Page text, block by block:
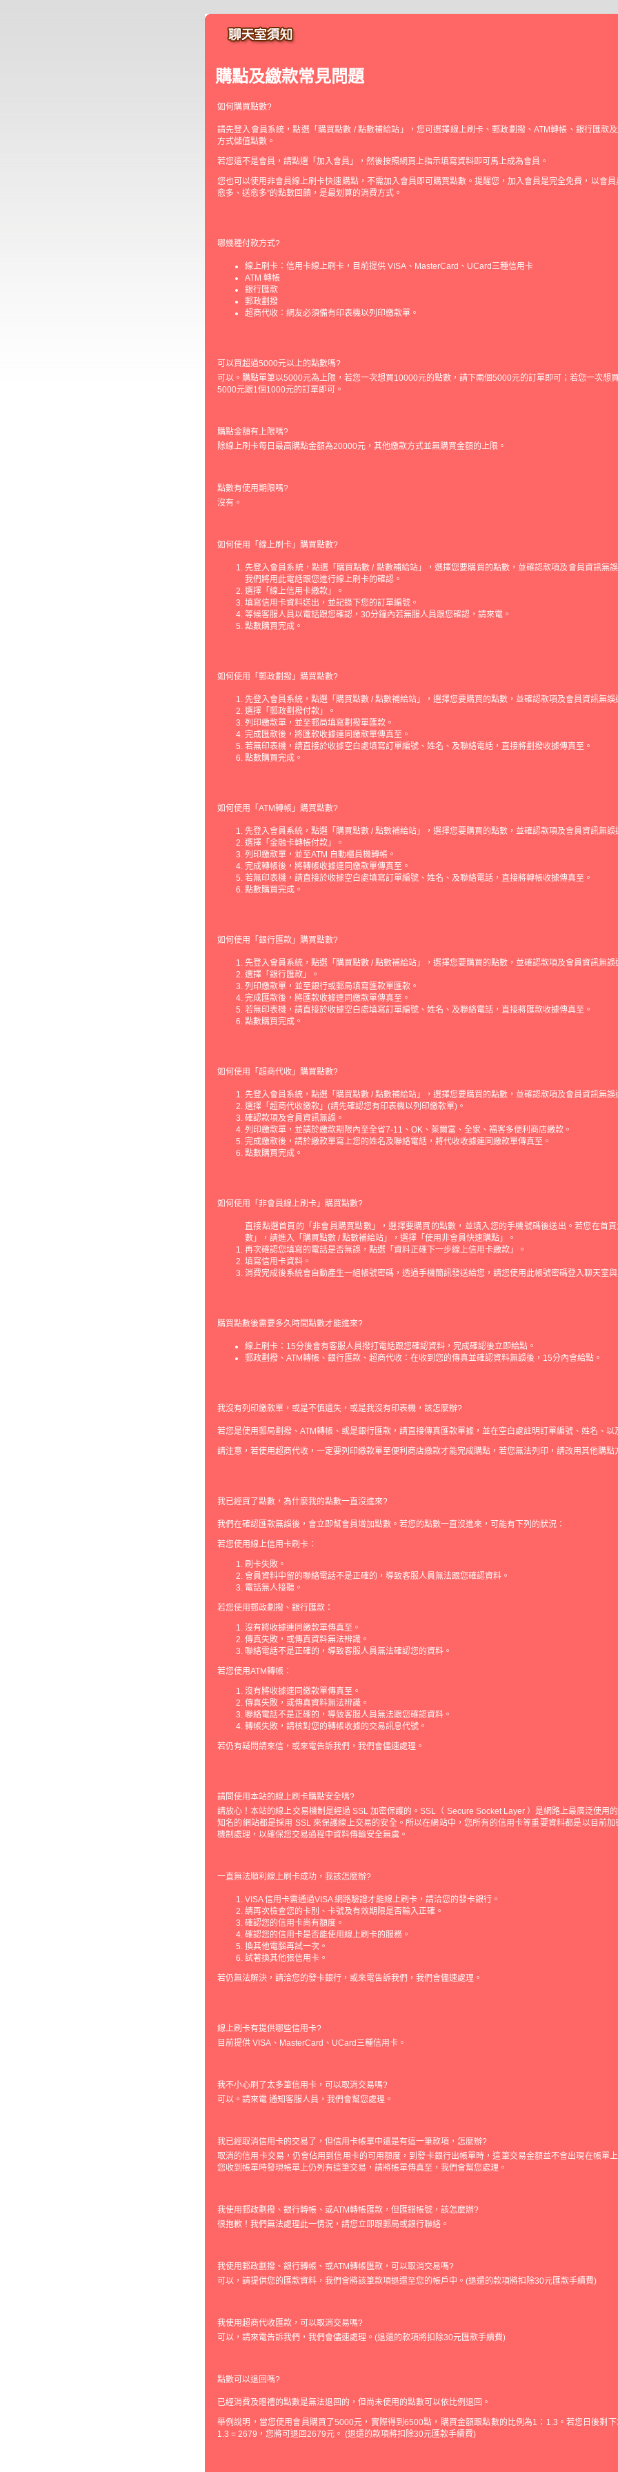
購點及繳款常見問題
如何購買點數?
請先登入會員系統，點選「購買點數 / 點數補給站」，您可選擇線上刷卡、郵政劃撥、ATM轉帳、銀行匯款
方式儲值點數。
若您還不是會員，請點選「加入會員」，然後按照網頁上指示填寫資料即可馬上成為會員。
您也可以使用非會員線上刷卡快速購點，不需加入會員即可購買點數。提醒您，加入會員是完全免費，以會員
愈多、送愈多”的點數回饋，是最划算的消費方式。
哪幾種付款方式?
線上刷卡：信用卡線上刷卡，目前提供 VISA、MasterCard、UCard三種信用卡
ATM 轉帳
銀行匯款
郵政劃撥
超商代收：網友必須備有印表機以列印繳款單。
可以買超過5000元以上的點數嗎?
可以。購點單筆以5000元為上限，若您一次想買10000元的點數，請下兩個5000元的訂單即可；若您一次想
5000元跟1個1000元的訂單即可。
購點金額有上限嗎?
除線上刷卡每日最高購點金額為20000元，其他繳款方式並無購買金額的上限。
點數有使用期限嗎?
沒有。
如何使用「線上刷卡」購買點數?
先登入會員系統，點選「購買點數 / 點數補給站」，選擇您要購買的點數，並確認款項及會員資訊無
我們將用此電話跟您進行線上刷卡的確認。
選擇「線上信用卡繳款」。
填寫信用卡資料送出，並記錄下您的訂單編號。
等候客服人員以電話跟您確認，30分鐘內若無服人員跟您確認，請來電。
點數購買完成。
如何使用「郵政劃撥」購買點數?
先登入會員系統，點選「購買點數 / 點數補給站」，選擇您要購買的點數，並確認款項及會員資訊無誤
選擇「郵政劃撥付款」。
列印繳款單，並至郵局填寫劃撥單匯款。
完成匯款後，將匯款收據連同繳款單傳真至。
若無印表機，請直接於收據空白處填寫訂單編號、姓名、及聯絡電話，直接將劃撥收據傳真至。
點數購買完成。
如何使用「ATM轉帳」購買點數?
先登入會員系統，點選「購買點數 / 點數補給站」，選擇您要購買的點數，並確認款項及會員資訊無誤
選擇「金融卡轉帳付款」。
列印繳款單，並至ATM 自動櫃員機轉帳。
完成轉帳後，將轉帳收據連同繳款單傳真至。
若無印表機，請直接於收據空白處填寫訂單編號、姓名、及聯絡電話，直接將轉帳收據傳真至。
點數購買完成。
如何使用「銀行匯款」購買點數?
先登入會員系統，點選「購買點數 / 點數補給站」，選擇您要購買的點數，並確認款項及會員資訊無誤
選擇「銀行匯款」。
列印繳款單，並至銀行或郵局填寫匯款單匯款。
完成匯款後，將匯款收據連同繳款單傳真至。
若無印表機，請直接於收據空白處填寫訂單編號、姓名、及聯絡電話，直接將匯款收據傳真至。
點數購買完成。
如何使用「超商代收」購買點數?
先登入會員系統，點選「購買點數 / 點數補給站」，選擇您要購買的點數，並確認款項及會員資訊無誤
選擇「超商代收繳款」(請先確認您有印表機以列印繳款單)。
確認款項及會員資訊無誤。
列印繳款單，並請於繳款期限內至全省7-11、OK、萊爾富、全家、福客多便利商店繳款。
完成繳款後，請於繳款單寫上您的姓名及聯絡電話，將代收收據連同繳款單傳真至。
點數購買完成。
如何使用「非會員線上刷卡」購買點數?
直接點選首頁的「非會員購買點數」，選擇要購買的點數，並填入您的手機號碼後送出。若您在首
數」，請進入「購買點數 / 點數補給站」，選擇「使用非會員快速購點」。
再次確認您填寫的電話是否無誤，點選「資料正確下一步線上信用卡繳款」。
填寫信用卡資料。
消費完成後系統會自動產生一組帳號密碼，透過手機簡訊發送給您，請您使用此帳號密碼登入聊天室
購買點數後需要多久時間點數才能進來?
線上刷卡：15分後會有客服人員撥打電話跟您確認資料，完成確認後立即給點。
郵政劃撥、ATM轉帳、銀行匯款、超商代收：在收到您的傳真並確認資料無誤後，15分內會給點。
我沒有列印繳款單，或是不慎遺失，或是我沒有印表機，該怎麼辦?
若您是使用郵局劃撥、ATM轉帳、或是銀行匯款，請直接傳真匯款單據，並在空白處註明訂單編號、姓名、以
請注意，若使用超商代收，一定要列印繳款單至便利商店繳款才能完成購點，若您無法列印，請改用其他購點
我已經買了點數，為什麼我的點數一直沒進來?
我們在確認匯款無誤後，會立即幫會員增加點數。若您的點數一直沒進來，可能有下列的狀況：
若您使用線上信用卡刷卡：
刷卡失敗。
會員資料中留的聯絡電話不是正確的，導致客服人員無法跟您確認資料。
電話無人接聽。
若您使用郵政劃撥、銀行匯款：
沒有將收據連同繳款單傳真至。
傳真失敗，或傳真資料無法辨識。
聯絡電話不是正確的，導致客服人員無法確認您的資料。
若您使用ATM轉帳：
沒有將收據連同繳款單傳真至。
傳真失敗，或傳真資料無法辨識。
聯絡電話不是正確的，導致客服人員無法跟您確認資料。
轉帳失敗，請核對您的轉帳收據的交易訊息代號。
若仍有疑問請來信，或來電告訴我們，我們會儘速處理。
請問使用本站的線上刷卡購點安全嗎?
請放心！本站的線上交易機制是經過 SSL 加密保護的。SSL（ Secure Socket Layer ）是網路上最廣泛使用
知名的網站都是採用 SSL 來保護線上交易的安全。所以在網站中，您所有的信用卡等重要資料都是以目前
機制處理，以確保您交易過程中資料傳輸安全無虞。
一直無法順利線上刷卡成功，我該怎麼辦?
VISA 信用卡需通過VISA 網路驗證才能線上刷卡，請洽您的發卡銀行。
請再次檢查您的卡別、卡號及有效期限是否輸入正確。
確認您的信用卡尚有額度。
確認您的信用卡是否能使用線上刷卡的服務。
換其他電腦再試一次。
試著換其他張信用卡。
若仍無法解決，請洽您的發卡銀行，或來電告訴我們，我們會儘速處理。
線上刷卡有提供哪些信用卡?
目前提供 VISA、MasterCard、UCard三種信用卡。
我不小心刷了太多筆信用卡，可以取消交易嗎?
可以。請來電 通知客服人員，我們會幫您處理。
我已經取消信用卡的交易了，但信用卡帳單中還是有這一筆款項，怎麼辦?
取消的信用卡交易，仍會佔用到信用卡的可用額度，到發卡銀行出帳單時，這筆交易金額並不會出現在帳單
您收到帳單時發現帳單上仍列有這筆交易，請將帳單傳真至，我們會幫您處理。
我使用郵政劃撥、銀行轉帳、或ATM轉帳匯款，但匯錯帳號，該怎麼辦?
很抱歉！我們無法處理此一情況，請您立即跟郵局或銀行聯絡。
我使用郵政劃撥、銀行轉帳、或ATM轉帳匯款，可以取消交易嗎?
可以，請提供您的匯款資料，我們會將該筆款項退還至您的帳戶中。(退還的款項將扣除30元匯款手續費)
我使用超商代收匯款，可以取消交易嗎?
可以，請來電告訴我們，我們會儘速處理。(退還的款項將扣除30元匯款手續費)
點數可以退回嗎?
已經消費及贈禮的點數是無法退回的，但尚未使用的點數可以依比例退回。
舉例說明，當您使用會員購買了5000元，實際得到6500點，購買金額跟點數的比例為1：1.3。若您日後剩
1.3 = 2679，您將可退回2679元。 (退還的款項將扣除30元匯款手續費)